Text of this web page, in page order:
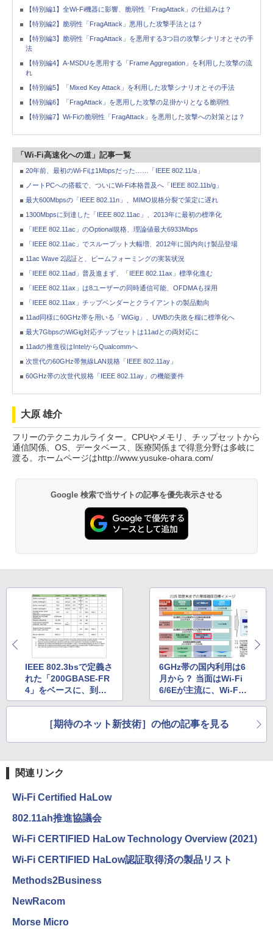
【特別編1】全Wi-Fi機器に影響、脆弱性「FragAttack」の仕組みは？
【特別編2】脆弱性「FragAttack」悪用した攻撃手法とは？
【特別編3】脆弱性「FragAttack」を悪用する3つ目の攻撃シナリオとその手
法
【特別編4】A-MSDUを悪用する「Frame Aggregation」を利用した攻撃の流
れ
【特別編5】「Mixed Key Attack」を利用した攻撃シナリオとその手法
【特別編6】「FragAttack」を悪用した攻撃の足掛かりとなる脆弱性
【特別編7】Wi-Fiの脆弱性「FragAttack」を悪用した攻撃への対策とは？
「Wi-Fi高速化への道」記事一覧
20年前、最初のWi-Fiは1Mbpsだった……「IEEE 802.11/a」
ノートPCへの搭載で、ついにWi-Fi本格普及へ「IEEE 802.11b/g」
最大600Mbpsの「IEEE 802.11n」、MIMO規格分裂で策定に遅れ
1300Mbpsに到達した「IEEE 802.11ac」、2013年に最初の標準化
「IEEE 802.11ac」のOptional規格、理論値最大6933Mbps
「IEEE 802.11ac」でスループット大幅増、2012年に国内向け製品登場
11ac Wave 2認証と、ビームフォーミングの実装状況
「IEEE 802.11ad」普及進まず、「IEEE 802.11ax」標準化進む
「IEEE 802.11ax」は8ユーザーの同時通信可能、OFDMAも採用
「IEEE 802.11ax」チップベンダーとクライアントの製品動向
11ad同様に60GHz帯を用いる「WiGig」、UWBの失敗を糧に標準化へ
最大7GbpsのWiGig対応チップセットは11adとの両対応に
11adの推進役はIntelからQualcommへ
次世代の60GHz帯無線LAN規格「IEEE 802.11ay」
60GHz帯の次世代規格「IEEE 802.11ay」の機能要件
大原 雄介
フリーのテクニカルライター。CPUやメモリ、チップセットから
通信関係、OS、データベース、医療関係まで得意分野は多岐に
渡る。ホームページはhttp://www.yusuke-ohara.com/
Google 検索で当サイトの記事を優先表示させる
IEEE 802.3bsで定義さ
れた「200GBASE-FR
4」をベースに、到達
距離を3kmへ引き上げ
6GHz帯の国内利用は6
月から？ 当面はWi-Fi
6/6Eが主流に、Wi-Fi
7は30Gbpsが目標で製
［期待のネット新技術］の他の記事を見る
関連リンク
Wi-Fi Certified HaLow
802.11ah推進協議会
Wi-Fi CERTIFIED HaLow Technology Overview (2021)
Wi-Fi CERTIFIED HaLow認証取得済の製品リスト
Methods2Business
NewRacom
Morse Micro